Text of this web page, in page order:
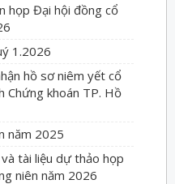
họp Đại hội đồng cổ
1.2026
hồ sơ niêm yết cổ
Chứng khoán TP. Hồ
năm 2025
tài liệu dự thảo họp
niên năm 2026